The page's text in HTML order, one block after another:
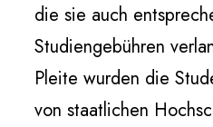
die sie auch
Studiengebühren
Pleite wurden die
von staatlichen